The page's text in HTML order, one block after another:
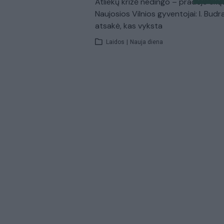
Naujosios Vilnios gyventojai: I.
atsakė, kas vyksta
Laidos | Nauja diena